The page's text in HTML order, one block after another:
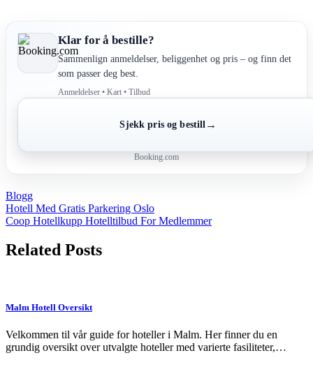
Klar for å bestille?
Sammenlign anmeldelser, beliggenhet og pris – og finn det
som passer deg best.
Anmeldelser • Kart • Tilbud
Sjekk pris og bestill →
Booking.com
Blogg
Post
navigation
Hotell Med Gratis Parkering Oslo
Coop Hotellkupp Hotelltilbud For Medlemmer
Related Posts
Malm Hotell Oversikt
Velkommen til vår guide for hoteller i Malm. Her finner du en
grundig oversikt over utvalgte hoteller med varierte fasiliteter,…